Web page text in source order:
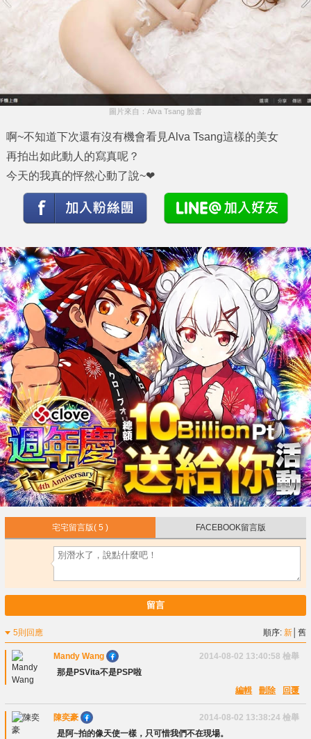
圖片來自：Alva Tsang 臉書
啊~不知道下次還有沒有機會看見Alva Tsang這樣的美女
再拍出如此動人的寫真呢？
今天的我真的怦然心動了說~❤
宅宅留言版( 5 ) FACEBOOK留言版
留言
5則回應 順序:新 │舊
Mandy Wang 2014-08-02 13:40:58 檢舉
那是PSVita不是PSP啦
回覆
刪除
編輯
陳奕豪 2014-08-02 13:38:24 檢舉
是阿~拍的像天使一樣，只可惜我們不在現場。